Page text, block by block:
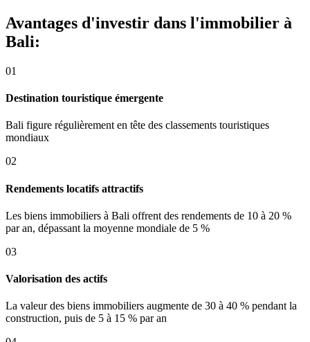
Avantages d'investir dans l'immobilier à
Bali:
01
Destination touristique émergente
Bali figure régulièrement en tête des classements touristiques
mondiaux
02
Rendements locatifs attractifs
Les biens immobiliers à Bali offrent des rendements de 10 à 20 %
par an, dépassant la moyenne mondiale de 5 %
03
Valorisation des actifs
La valeur des biens immobiliers augmente de 30 à 40 % pendant la
construction, puis de 5 à 15 % par an